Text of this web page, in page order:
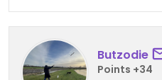
Eigentlich wollten wir nur
dort Essen - wir waren
bereits einmal dort und
eher langweilig.
Butzodie
Points +34